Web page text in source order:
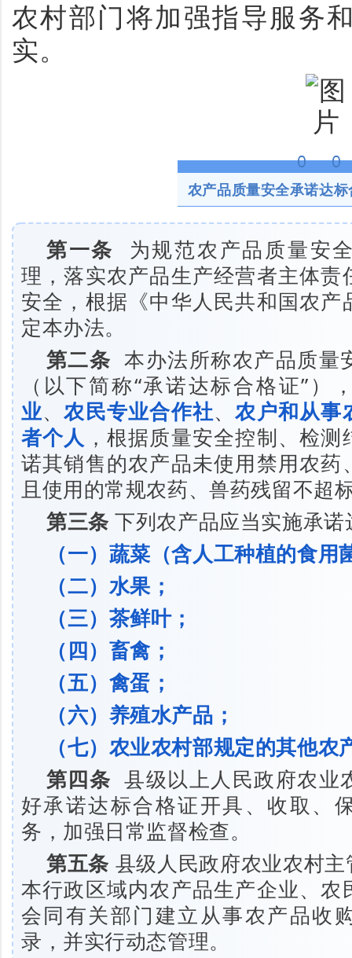
农村部门将加强指导服务
实。
农产品质量安全承诺达
第一条 为规范农产品质量安
理，落实农产品生产经营者主体责
安全，根据《中华人民共和国农产
定本办法。
第二条 本办法所称农产品质量
（以下简称“承诺达标合格证”）
业、农民专业合作社、农户和从事
者个人 ，根据质量安全控制、检
诺其销售的农产品未使用禁用农药
且使用的常规农药、兽药残留不超
第三条下列农产品应当实施承
（一）蔬菜（含人工种植的食用
（二）水果；
（三）茶鲜叶；
（四）畜禽；
（五）禽蛋；
（六）养殖水产品；
（七）农业农村部规定的其他农
第四条 县级以上人民政府农业
好承诺达标合格证开具、收取、
务，加强日常监督检查。
第五条 县级人民政府农业农村
本行政区域内农产品生产企业、农
会同有关部门建立从事农产品收
录，并实行动态管理。